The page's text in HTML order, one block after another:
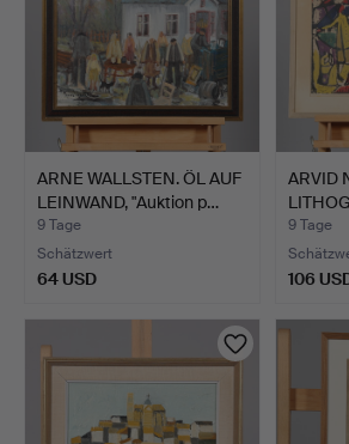
ARNE WALLSTEN. ÖL AUF
LEINWAND, "Auktion p…
9 Tage
Schätzwert
64 USD
ARVID
sowie…
9 Tage
106